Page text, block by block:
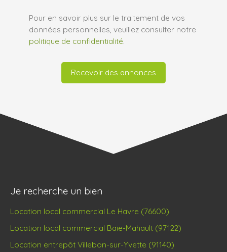
Pour en savoir plus sur le traitement de vos
données personnelles, veuillez consulter notre
politique de confidentialité.
Recevoir des annonces
Je recherche un bien
Location local commercial Le Havre (76600)
Location local commercial Baie-Mahault (97122)
Location entrepôt Villebon-sur-Yvette (91140)